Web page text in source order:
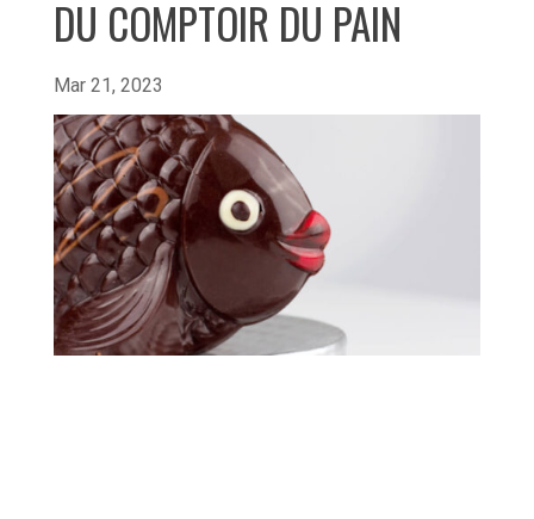
DU COMPTOIR DU PAIN
Mar 21, 2023